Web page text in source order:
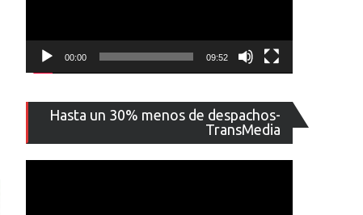
00:00 09:52
Hasta un 30% menos de despachos-
TransMedia
de
vídeo